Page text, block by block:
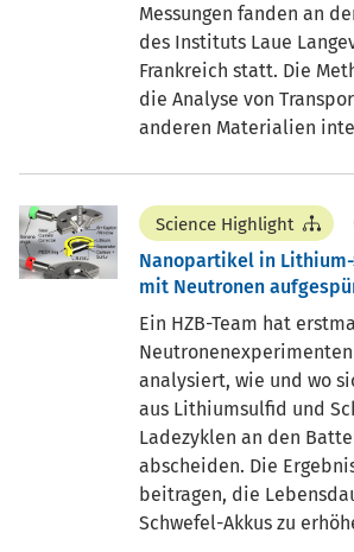
Messungen fanden an
des Instituts Laue
Frankreich statt. Die
die Analyse von
anderen Materialien
Science Highlight
Nanopartikel in
mit Neutronen
Ein HZB-Team hat
analysiert, wie und wo
aus Lithiumsulfid und
Ladezyklen an den
abscheiden. Die
beitragen, die
Schwefel-Akkus zu